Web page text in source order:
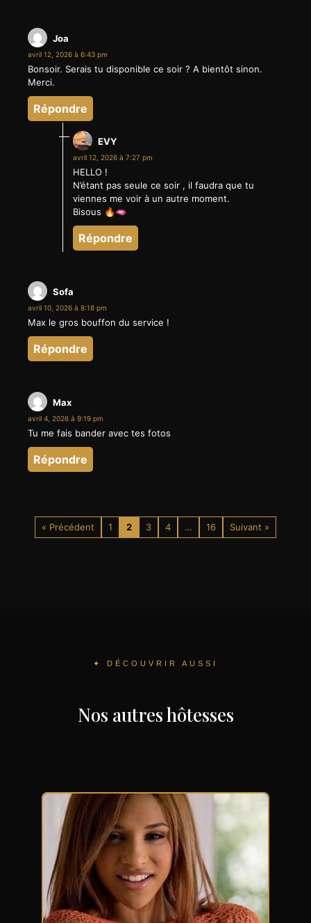
Joa
avril 12, 2026 à 6:43 pm
Bonsoir. Serais tu disponible ce soir ? A bientôt sinon.
Merci.
Répondre
EVY
avril 12, 2026 à 7:27 pm
HELLO !
N’étant pas seule ce soir , il faudra que tu
viennes me voir à un autre moment.
Bisous 🔥🫦
Répondre
Sofa
avril 10, 2026 à 8:18 pm
Max le gros bouffon du service !
Répondre
Max
avril 4, 2026 à 9:19 pm
Tu me fais bander avec tes fotos
Répondre
« Précédent 1 2 3 4 … 16 Suivant »
✦ DÉCOUVRIR AUSSI
Nos autres hôtesses